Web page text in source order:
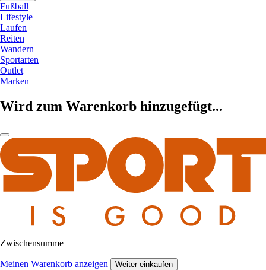
Fußball
Lifestyle
Laufen
Reiten
Wandern
Sportarten
Outlet
Marken
Wird zum Warenkorb hinzugefügt...
Zwischensumme
Meinen Warenkorb anzeigen Weiter einkaufen